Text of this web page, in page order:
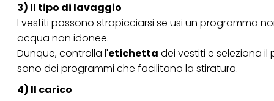
3) Il tipo di lavaggio
I vestiti possono stropicciarsi se usi un programma
acqua non idonee.
Dunque, controlla l'etichetta dei vestiti e seleziona
sono dei programmi che facilitano la stiratura.
4) Il carico
"modifica" di
per uno o più degli
tuoi dati personali